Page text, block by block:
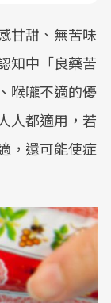
甘甜、無苦味
知中「良藥苦
喉嚨不適的優
人都適用，若
，還可能使症